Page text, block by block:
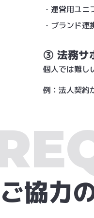
・運営用ユ
・ブランド
③ 法務サ
個人では難し
例：法人契約
ご協力